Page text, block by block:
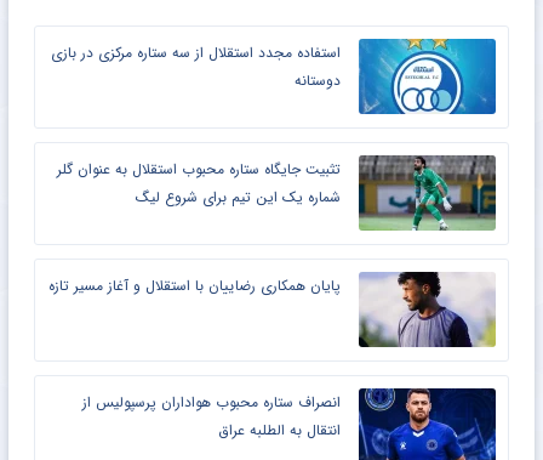
استفاده مجدد استقلال از سه ستاره مرکزی در بازی
دوستانه
تثبیت جایگاه ستاره محبوب استقلال به عنوان گلر
شماره یک این تیم برای شروع لیگ
پایان همکاری رضاییان با استقلال و آغاز مسیر تازه
انصراف ستاره محبوب هواداران پرسپولیس از
انتقال به الطلبه عراق